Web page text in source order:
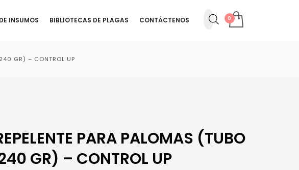
INSUMOS BIBLIOTECAS DE PLAGAS CONTÁCTENOS
240 GR) – CONTROL UP
PARA PALOMAS (TUBO
GR) – CONTROL UP